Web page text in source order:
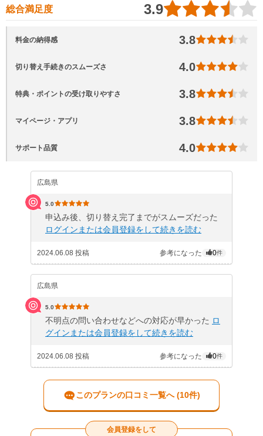
総合満足度 3.9
料金の納得感 3.8
切り替え手続きのスムーズさ 4.0
特典・ポイントの受け取りやすさ 3.8
マイページ・アプリ 3.8
サポート品質 4.0
広島県
5.0
申込み後、切り替え完了までがスムーズだった
ログインまたは会員登録をして続きを読む
2024.06.08 投稿 参考になった 0件
広島県
5.0
不明点の問い合わせなどへの対応が早かった ロ
グインまたは会員登録をして続きを読む
2024.06.08 投稿 参考になった 0件
このプランの口コミ一覧へ (10件)
会員登録をして